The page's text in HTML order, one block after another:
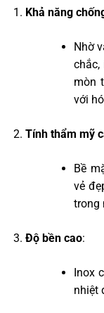
Khả năng
Nhờ
mòn
với
Tính thẩm mỹ
Bề
vẻ
trong
Độ bền cao:
Inox
nhiệt